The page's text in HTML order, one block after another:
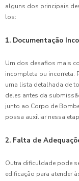
alguns dos principais
los:
1. Documentação
Um dos desafios mais
incompleta ou incorreta.
uma lista detalhada de
deles antes da
junto ao Corpo de
possa auxiliar nessa
2. Falta de
Outra dificuldade pode
edificação para atender